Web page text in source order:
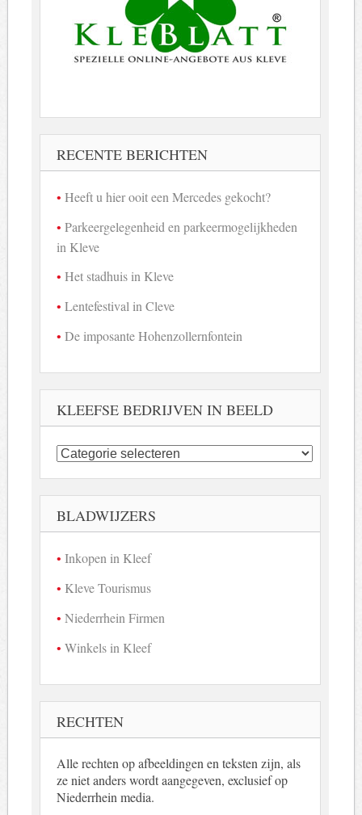
RECENTE BERICHTEN
Heeft u hier ooit een Mercedes gekocht?
Parkeergelegenheid en parkeermogelijkheden
in Kleve
Het stadhuis in Kleve
Lentefestival in Cleve
De imposante Hohenzollernfontein
KLEEFSE BEDRIJVEN IN BEELD
Kleefse
bedrijven
beeld
BLADWIJZERS
Inkopen in Kleef
Kleve Tourismus
Niederrhein Firmen
Winkels in Kleef
RECHTEN
Alle rechten op afbeeldingen en teksten zijn, als
ze niet anders wordt aangegeven, exclusief op
Niederrhein media.